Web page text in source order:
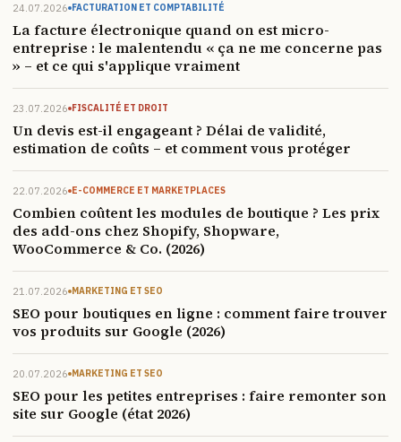
24.07.2026 FACTURATION ET COMPTABILITÉ
La facture électronique quand on est micro-
entreprise : le malentendu « ça ne me concerne pas
» – et ce qui s'applique vraiment
23.07.2026 FISCALITÉ ET DROIT
Un devis est-il engageant ? Délai de validité,
estimation de coûts – et comment vous protéger
22.07.2026 E-COMMERCE ET MARKETPLACES
Combien coûtent les modules de boutique ? Les prix
des add-ons chez Shopify, Shopware,
WooCommerce & Co. (2026)
21.07.2026 MARKETING ET SEO
SEO pour boutiques en ligne : comment faire trouver
vos produits sur Google (2026)
20.07.2026 MARKETING ET SEO
SEO pour les petites entreprises : faire remonter son
site sur Google (état 2026)